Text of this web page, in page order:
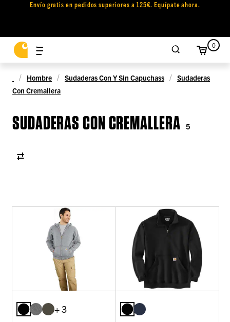
Envío gratis en pedidos superiores a 125€. Equípate ahora.
0
Hombre Sudaderas Con Y Sin Capuchass
Sudaderas
Con Cremallera
SUDADERAS CON CREMALLERA 5
+ 3